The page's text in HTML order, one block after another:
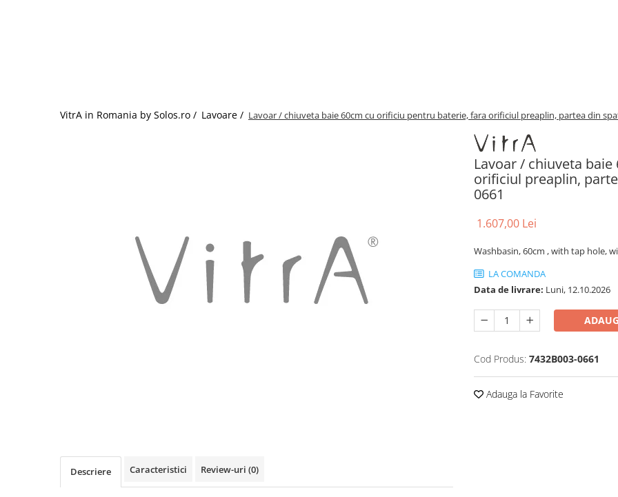
VitrA in Romania by Solos.ro / Lavoare / Lavoar / chiuveta baie 60cm cu orificiu pentru baterie, fara orificiul preaplin, partea din
Lavoar / chiuveta
orificiul preaplin,
0661
1.607,00 Lei
Washbasin, 60cm , with tap hole,
LA COMANDA
Data de livrare: Luni, 12.10.2026
Cod Produs: 7432B003-0661
Adauga la Favorite
Descriere Caracteristici Review-uri (0)